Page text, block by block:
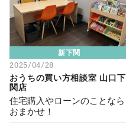
新下関
2025/04/28
おうちの買い方相談室 山口下
関店
住宅購入やローンのことなら
おまかせ！